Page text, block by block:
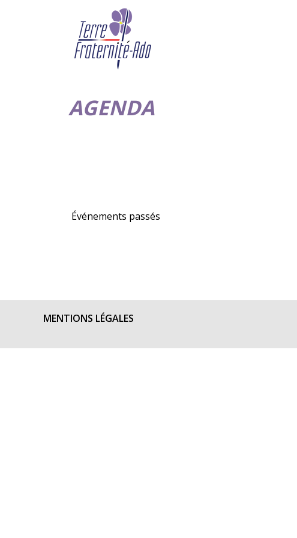
AGENDA
Événements passés
MENTIONS LÉGALES